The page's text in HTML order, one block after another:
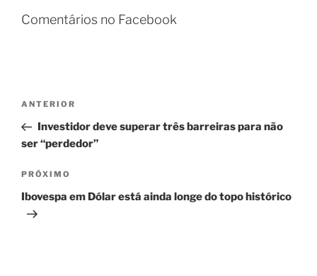
Comentários no Facebook
Navegação
Post
Post
anterior
ANTERIOR
Investidor deve superar três barreiras para não
ser “perdedor”
Próximo
post
PRÓXIMO
Ibovespa em Dólar está ainda longe do topo histórico